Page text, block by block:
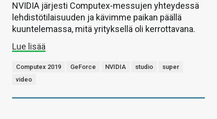
NVIDIA järjesti Computex-messujen yhteydessä
lehdistötilaisuuden ja kävimme paikan päällä
kuuntelemassa, mitä yrityksellä oli kerrottavana.
Lue lisää
Computex 2019 GeForce NVIDIA studio
super
video